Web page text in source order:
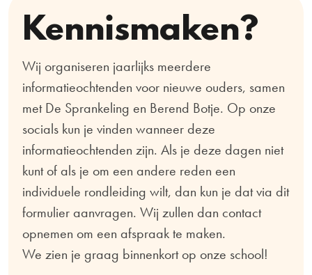
Kennismaken?
Wij organiseren jaarlijks meerdere
informatieochtenden voor nieuwe ouders, samen
met De Sprankeling en Berend Botje. Op onze
socials kun je vinden wanneer deze
informatieochtenden zijn. Als je deze dagen niet
kunt of als je om een andere reden een
individuele rondleiding wilt, dan kun je dat via dit
formulier aanvragen. Wij zullen dan contact
opnemen om een afspraak te maken.
We zien je graag binnenkort op onze school!